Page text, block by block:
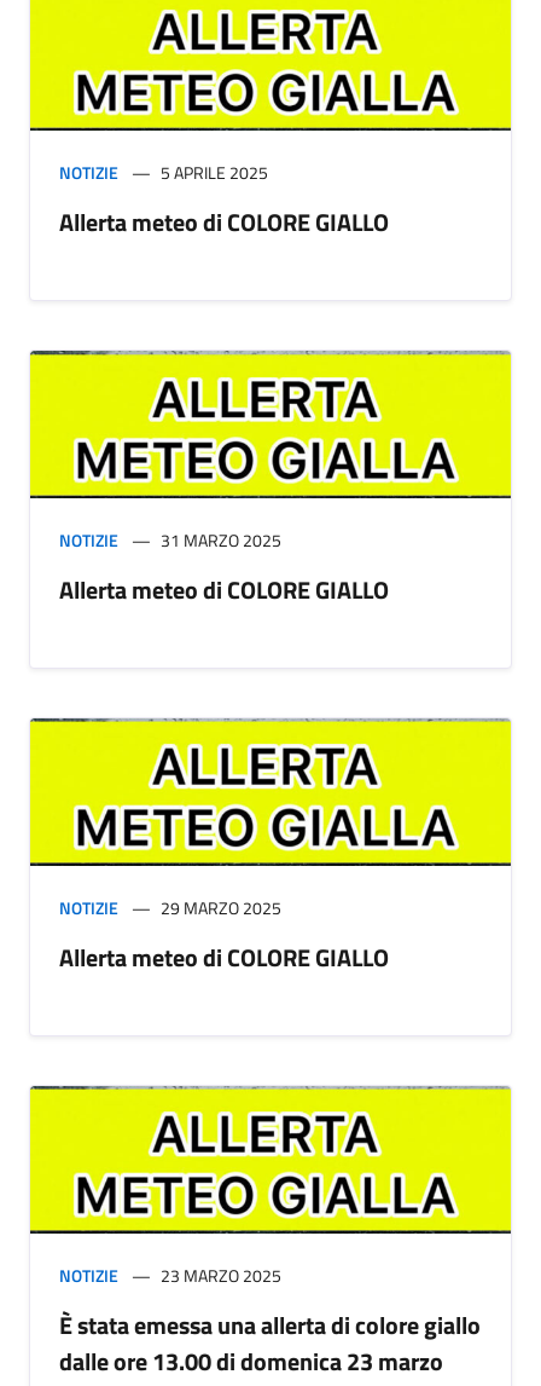
NOTIZIE 5 APRILE 2025
Allerta meteo di COLORE GIALLO
NOTIZIE 31 MARZO 2025
Allerta meteo di COLORE GIALLO
NOTIZIE 29 MARZO 2025
Allerta meteo di COLORE GIALLO
NOTIZIE 23 MARZO 2025
È stata emessa una allerta di colore giallo
dalle ore 13.00 di domenica 23 marzo